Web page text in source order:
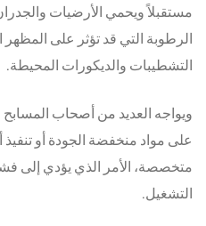
مستقبلاً ويحمي الأرضيات
الرطوبة التي قد تؤثر على
التشطيبات والديكورات المحيطة.
ويواجه العديد من أصحاب
على مواد منخفضة الجودة أو
متخصصة، الأمر الذي يؤدي إلى
التشغيل.